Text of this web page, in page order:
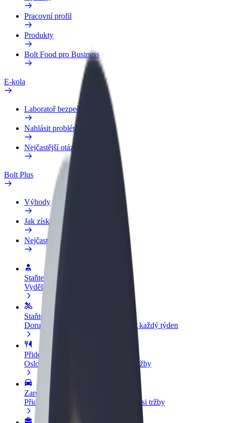
Pracovní profil
Produkty
Bolt Food pro Business
E-kola
Laboratoř bezpečnosti
Nahlásit problém
Nejčastější otázky
Bolt Plus
Výhody
Jak získat členství
Nejčastější otázky
Staňte se řidičem
Vydělávejte podle sebe
Staňte se kurýrem
Doručujte jídlo a dostávejte výplatu každý týden
Přidejte restauraci nebo obchod
Oslovte více zákazníků a zvyšte si tržby
Zaregistrujte se jako flotilový partner
Přidejte svou flotilu k Boltu a zvyšte si tržby